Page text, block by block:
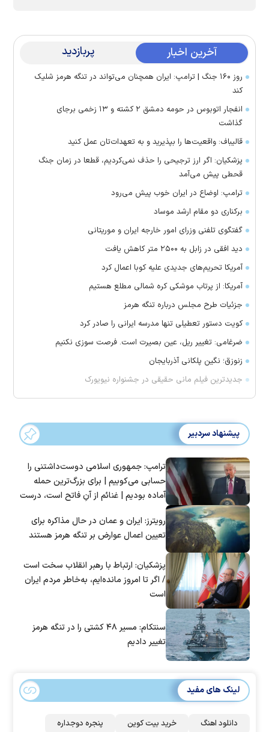
آخرین اخبار پربازدید
روز ۱۶۰ جنگ | ترامپ: ایران همچنان می‌تواند در تنگه هرمز شلیک
کند
انفجار اتوبوس در حومه دمشق ۲ کشته و ۱۳ زخمی برجای
گذاشت
قالیباف: واقعیت‌ها را بپذیرید و به تعهدات‌تان عمل کنید
پزشکیان: اگر ارز ترجیحی را حذف نمی‌کردیم، قطعا در زمان جنگ
قحطی پیش می‌آمد
ترامپ: اوضاع در ایران خوب پیش می‌رود
برکناری دو مقام ارشد موساد
گفتگوی تلفنی وزرای امور خارجه ایران و موریتانی
دید افقی در زابل به ۲۵۰۰ متر کاهش یافت
آمریکا تحریم‌های جدیدی علیه کوبا اعمال کرد
آمریکا: از پرتاب موشکی کره شمالی مطلع هستیم
جزئیات طرح مجلس درباره تنگه هرمز
کویت دستور تعطیلی تنها مدرسه ایرانی را صادر کرد
ضرغامی: تغییر ریل، عین بصیرت است. فرصت سوزی نکنیم
زنوزق؛ نگین پلکانی آذربایجان
جدیدترین فیلم مانی حقیقی در جشنواره نیویورک
پیشنهاد سردبیر
ترامپ: جمهوری اسلامی دوست‌داشتنی را
حسابی می‌کوبیم | برای بزرگ‌ترین حمله
آماده بودیم | غنائم از آنِ فاتح است، درست
رویترز: ایران و عمان در حال مذاکره برای
تعیین اعمال عوارض بر تنگه هرمز هستند
پزشکیان: ارتباط با رهبر انقلاب سخت است
/ اگر تا امروز مانده‌ایم، به‌خاطر مردم ایران
است
سنتکام: مسیر ۴۸ کشتی را در تنگه هرمز
تغییر دادیم
لینک های مفید
دانلود اهنگ خرید بیت کوین پنجره دوجداره